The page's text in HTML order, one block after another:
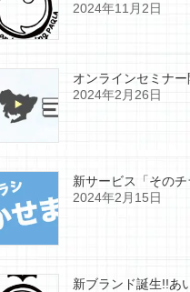
2024年11月2日
オンラインセミナ
2024年2月26日
新サービス「そのチ
2024年2月15日
新ブランド誕生!!あ